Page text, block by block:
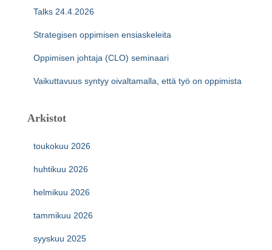
Talks 24.4.2026
Strategisen oppimisen ensiaskeleita
Oppimisen johtaja (CLO) seminaari
Vaikuttavuus syntyy oivaltamalla, että työ on oppimista
Arkistot
toukokuu 2026
huhtikuu 2026
helmikuu 2026
tammikuu 2026
syyskuu 2025